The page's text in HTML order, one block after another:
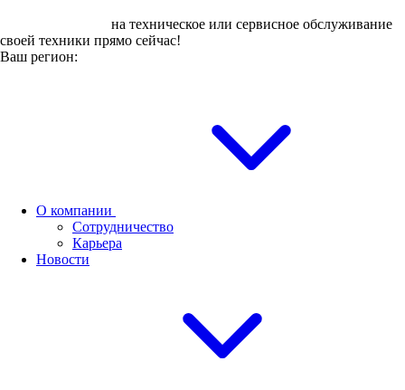
на техническое или сервисное обслуживание
своей техники прямо сейчас!
Ваш регион:
О компании
Сотрудничество
Карьера
Новости